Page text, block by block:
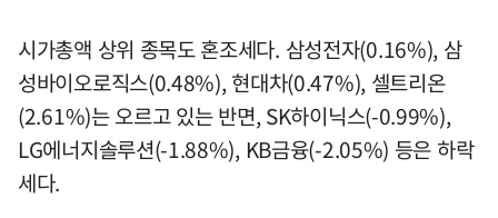
시가총액 상위 종목도 혼조세다. 삼성전자(0.16%), 삼
성바이오로직스(0.48%), 현대차(0.47%), 셀트리온
(2.61%)는 오르고 있는 반면, SK하이닉스(-0.99%),
LG에너지솔루션(-1.88%), KB금융(-2.05%) 등은 하락
세다.